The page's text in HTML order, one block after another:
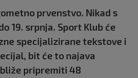
prvenstvo. Nikad s
19. srpnja. Sport Klub će
specijalizirane tekstove i
bit će to najava
pripremiti 48